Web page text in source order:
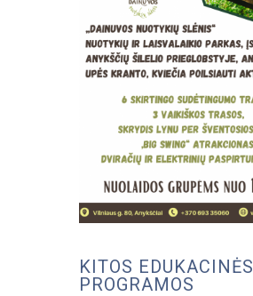
KITOS EDUKACINĖS
PROGRAMOS